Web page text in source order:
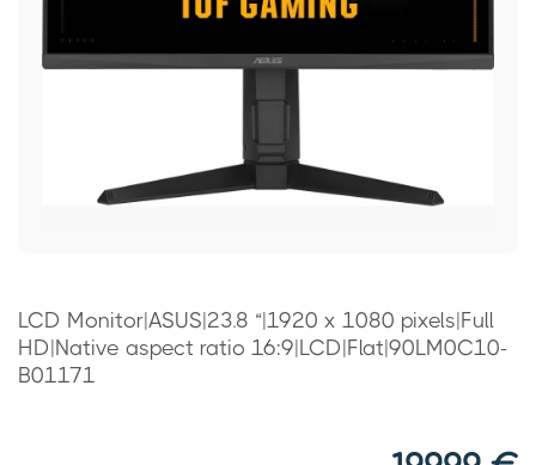
LCD Monitor|ASUS|23.8 “|1920 x 1080 pixels|Full
HD|Native aspect ratio 16:9|LCD|Flat|90LM0C10-
B01171